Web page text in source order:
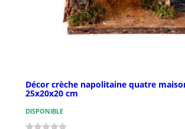
Décor crèche napolitaine quatre
25x20x20 cm
DISPONIBLE